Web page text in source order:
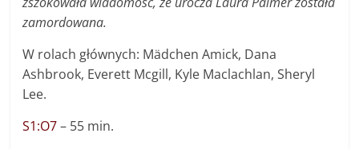
zamordowana.
W rolach głównych: Mädchen Amick, Dana
Ashbrook, Everett Mcgill, Kyle Maclachlan, Sheryl
Lee.
S1:O7– 55 min.